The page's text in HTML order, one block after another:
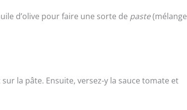
d’olive pour faire une sorte de paste(mélange
la pâte. Ensuite, versez-y la sauce tomate et